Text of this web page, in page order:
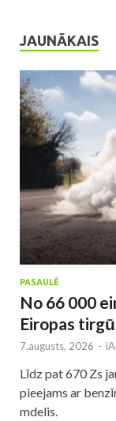
JAUNĀKAIS
PASAULĒ
No 66 000
Eiropas tirgū
7.augusts, 2026 -
Līdz pat 670 Zs
pieejams ar
mdelis.